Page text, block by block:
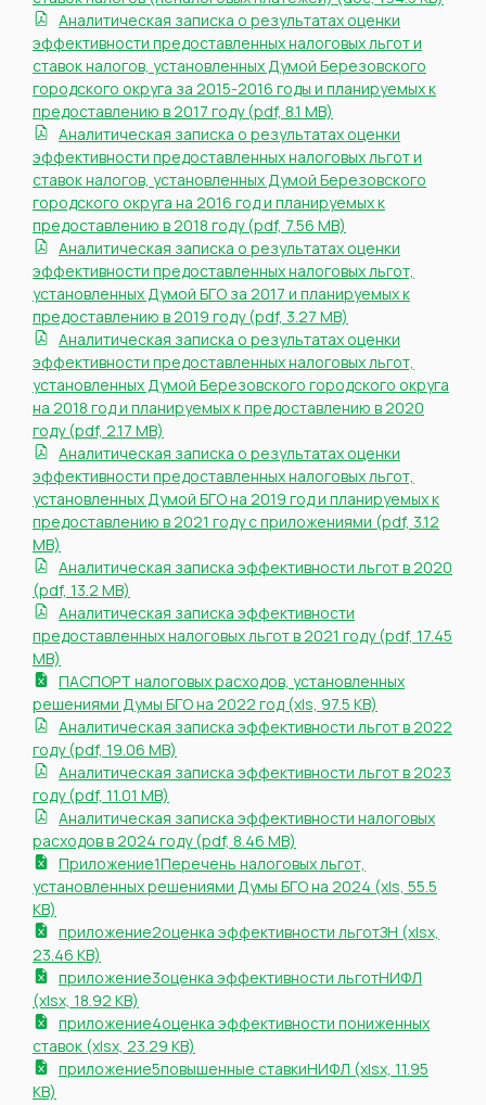
Аналитическая записка о результатах оценки
эффективности предоставленных налоговых льгот и
ставок налогов, установленных Думой Березовского
городского округа за 2015-2016 годы и планируемых к
предоставлению в 2017 году (pdf, 8.1 MB)
Аналитическая записка о результатах оценки
эффективности предоставленных налоговых льгот и
ставок налогов, установленных Думой Березовского
городского округа на 2016 год и планируемых к
предоставлению в 2018 году (pdf, 7.56 MB)
Аналитическая записка о результатах оценки
эффективности предоставленных налоговых льгот,
установленных Думой БГО за 2017 и планируемых к
предоставлению в 2019 году (pdf, 3.27 MB)
Аналитическая записка о результатах оценки
эффективности предоставленных налоговых льгот,
установленных Думой Березовского городского округа
на 2018 год и планируемых к предоставлению в 2020
году (pdf, 2.17 MB)
Аналитическая записка о результатах оценки
эффективности предоставленных налоговых льгот,
установленных Думой БГО на 2019 год и планируемых к
предоставлению в 2021 году с приложениями (pdf, 3.12
MB)
Аналитическая записка эффективности льгот в 2020
(pdf, 13.2 MB)
Аналитическая записка эффективности
предоставленных налоговых льгот в 2021 году (pdf, 17.45
MB)
ПАСПОРТ налоговых расходов, установленных
решениями Думы БГО на 2022 год (xls, 97.5 KB)
Aналитическая записка эффективности льгот в 2022
году (pdf, 19.06 MB)
Аналитическая записка эффективности льгот в 2023
году (pdf, 11.01 MB)
Аналитическая записка эффективности налоговых
расходов в 2024 году (pdf, 8.46 MB)
Приложение1Перечень налоговых льгот,
установленных решениями Думы БГО на 2024 (xls, 55.5
KB)
приложение2оценка эффективности льготЗН (xlsx,
23.46 KB)
приложение3оценка эффективности льготНИФЛ
(xlsx, 18.92 KB)
приложение4оценка эффективности пониженных
ставок (xlsx, 23.29 KB)
приложение5повышенные ставкиНИФЛ (xlsx, 11.95
KB)